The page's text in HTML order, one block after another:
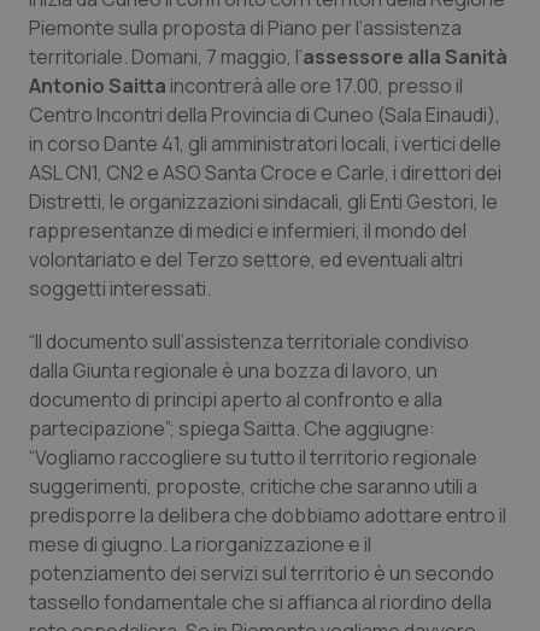
Calabria
Campania
Emilia-Romagna
Friuli Venezia Giulia
Lazio
Liguria
Lombardia
Marche
Molise
Piemonte
Asma & BPCO
Car-T
Colesterolo & coronaropatie
Dermatite Atopica
Diabete & glucometri
Disturbi dell’umore
Dolore
Donna & Salute
Epatiti
HIV
Piemonte sulla proposta di Piano per l’assistenza
territoriale. Domani, 7 maggio, l’assessore alla Sanità
Antonio Saitta incontrerà alle ore 17.00, presso il
Centro Incontri della Provincia di Cuneo (Sala Einaudi),
in corso Dante 41, gli amministratori locali, i vertici delle
ASL CN1, CN2 e ASO Santa Croce e Carle, i direttori dei
Distretti, le organizzazioni sindacali, gli Enti Gestori, le
rappresentanze di medici e infermieri, il mondo del
volontariato e del Terzo settore, ed eventuali altri
soggetti interessati.
“Il documento sull’assistenza territoriale condiviso
dalla Giunta regionale è una bozza di lavoro, un
documento di principi aperto al confronto e alla
partecipazione”; spiega Saitta. Che aggiugne:
“Vogliamo raccogliere su tutto il territorio regionale
suggerimenti, proposte, critiche che saranno utili a
predisporre la delibera che dobbiamo adottare entro il
mese di giugno. La riorganizzazione e il
potenziamento dei servizi sul territorio è un secondo
tassello fondamentale che si affianca al riordino della